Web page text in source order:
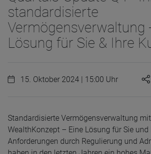
standardisierte
Vermögensverwaltung
Lösung für Sie & Ihre
15. Oktober 2024 | 15:00 Uhr
Standardisierte Vermögensverwaltung
WealthKonzept – Eine Lösung für Sie und
Anforderungen durch Regulierung und